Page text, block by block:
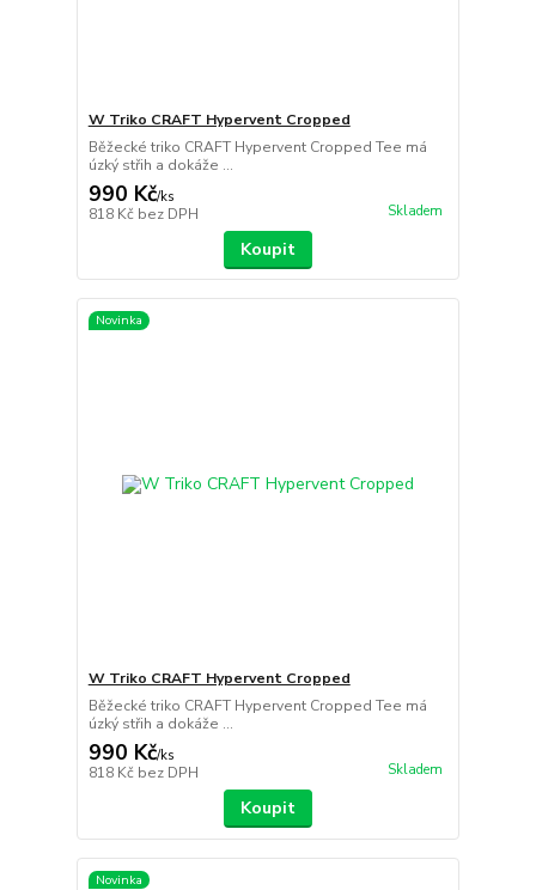
W Triko CRAFT Hypervent Cropped
Běžecké triko CRAFT Hypervent Cropped Tee má
úzký střih a dokáže ...
990 Kč/ks
818 Kč bez DPH Skladem
Koupit
Novinka
W Triko CRAFT Hypervent Cropped
Běžecké triko CRAFT Hypervent Cropped Tee má
úzký střih a dokáže ...
990 Kč/ks
818 Kč bez DPH Skladem
Koupit
Novinka